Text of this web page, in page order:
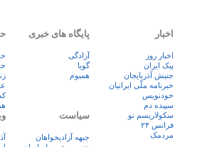
اخبار
اخبار روز
پيک ايران
جنبش آذربایجان
خبرنامه ملّی ایرانیان
خودنویس
سپیده دم
سکولاریسم نو
فرانس ۲۴
مردمک
پایگاه های خبری
آزادگی
گویا
همبوم
سیاست
جبهه آزادیخواهان